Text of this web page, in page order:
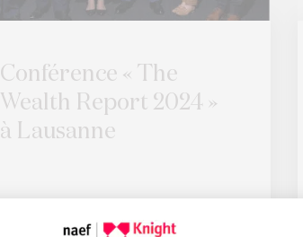
Conférence « The
Wealth Report 2024 »
à Lausanne
(Re)Découvrez les présentations